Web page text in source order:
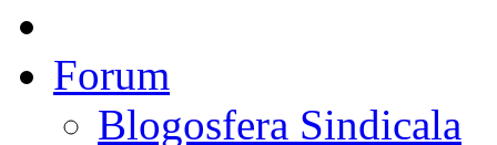
Forum
Blogosfera Sindicala